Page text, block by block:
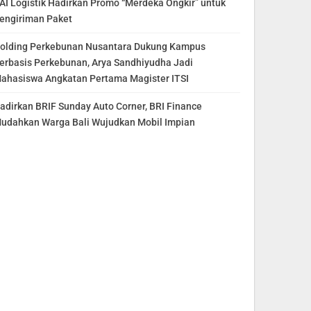
Logistik Hadirkan Promo “Merdeka Ongkir” untuk
Paket
Perkebunan Nusantara Dukung Kampus
Perkebunan, Arya Sandhiyudha Jadi
Angkatan Pertama Magister ITSI
BRIF Sunday Auto Corner, BRI Finance
Warga Bali Wujudkan Mobil Impian